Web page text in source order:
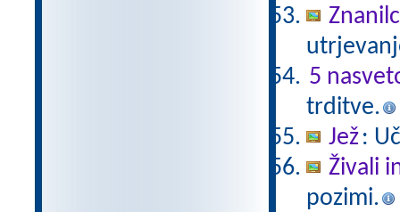
5
trditve.
Jež:
Živali
pozimi.